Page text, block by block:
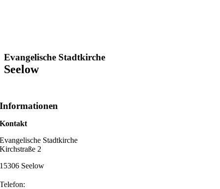
Evangelische Stadtkirche
Seelow
Informationen
Kontakt
Evangelische Stadtkirche
Kirchstraße 2
15306 Seelow
Telefon: